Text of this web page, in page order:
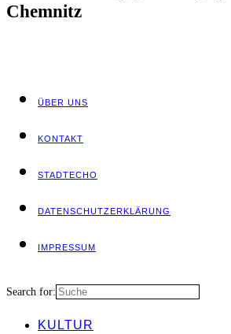
Chemnitz
ÜBER UNS
KON­TAKT
STADT­ECHO
DATEN­SCHUTZ­ER­KLÄ­RUNG
IMPRES­SUM
Search for:
KUL­TUR